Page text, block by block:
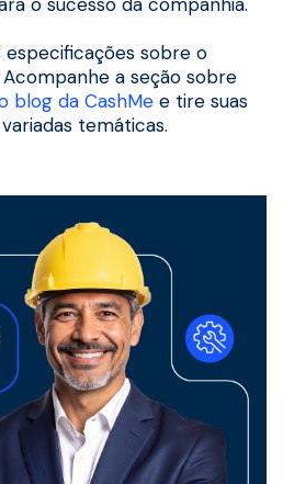
sobre o
a seção sobre
blog da CashMe e tire suas
temáticas.